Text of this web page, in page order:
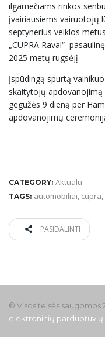
ilgamečiams rinkos
įvairiausiems vairuotojų
septynerius veiklos
„CUPRA Raval“
2025 metų rugsėjį.
Įspūdingą spurtą
skaitytojų
gegužės 9 dieną per
apdovanojimų
CATEGORY: Aktualu
TAGS: automobiliai, cupra,
PASIDALINTI
© Visos teisės saugomos
elektroninių parduotuvių